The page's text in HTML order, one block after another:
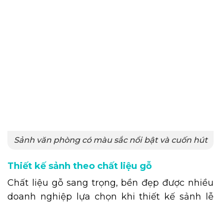
Sảnh văn phòng có màu sắc nổi bật và cuốn hút
Thiết kế sảnh theo chất liệu gỗ
Chất liệu gỗ sang trọng, bền đẹp được nhiều
doanh nghiệp lựa chọn khi thiết kế sảnh lễ